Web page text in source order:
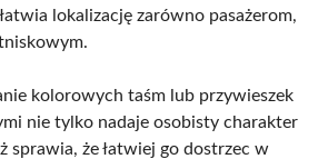
lokalizację zarówno pasażerom,
kolorowych taśm lub przywieszek
nie tylko nadaje osobisty charakter
sprawia, że łatwiej go dostrzec w